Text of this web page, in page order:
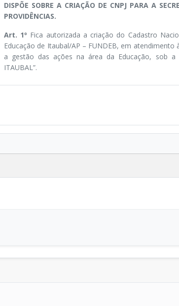
DISPÕE SOBRE A CRIAÇÃO DE CNPJ PARA A
PROVIDÊNCIAS.
Art. 1º Fica autorizada a criação do Cadastro
Educação de Itaubal/AP – FUNDEB, em
a gestão das ações na área da Educação, sob a
ITAUBAL”.